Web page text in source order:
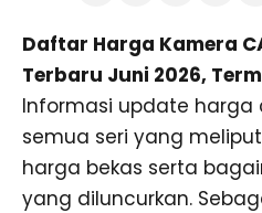
Daftar Harga Kamera
Terbaru Juni 2026,
Informasi update harga
semua seri yang
harga bekas serta
yang diluncurkan.